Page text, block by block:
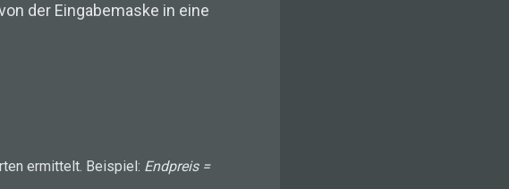
der Eingabemaske in eine
ermittelt. Beispiel: Endpreis =